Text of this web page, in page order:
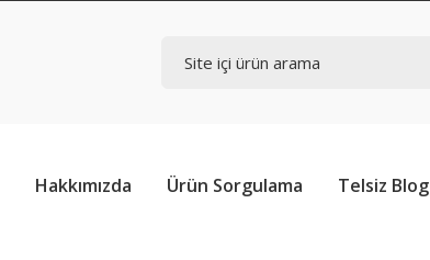
Hakkımızda Ürün Sorgulama Telsiz Blog